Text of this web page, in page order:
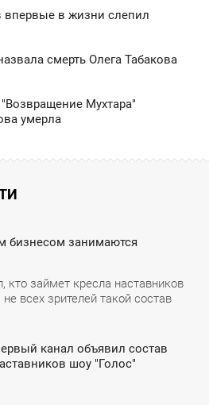
впервые в жизни слепил
смерть Олега Табакова
Мухтара"
умерла
бизнесом занимаются
кто займет кресла наставников
всех зрителей такой состав
канал объявил состав
шоу "Голос"